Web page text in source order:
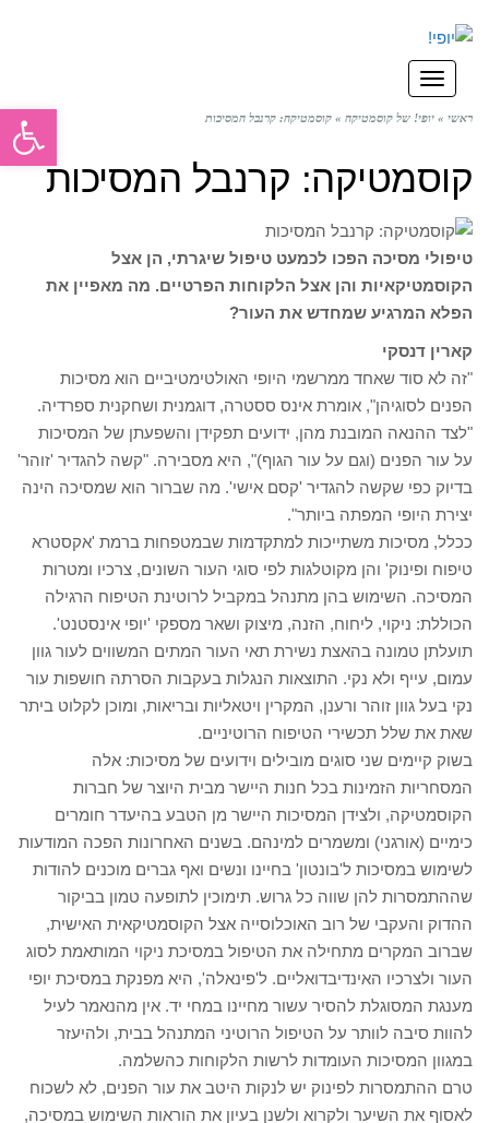
תפריט
ראשי » יופי! של קוסמטיקה » קוסמטיקה: קרנבל המסיכות
קוסמטיקה: קרנבל המסיכות
טיפולי מסיכה הפכו לכמעט טיפול שיגרתי, הן אצל
הקוסמטיקאיות והן אצל הלקוחות הפרטיים. מה מאפיין את
הפלא המרגיע שמחדש את העור?
קארין דנסקי
"זה לא סוד שאחד ממרשמי היופי האולטימטיביים הוא מסיכות
הפנים לסוגיהן", אומרת אינס ססטרה, דוגמנית ושחקנית ספרדיה.
"לצד ההנאה המובנת מהן, ידועים תפקידן והשפעתן של המסיכות
על עור הפנים (וגם על עור הגוף)", היא מסבירה. "קשה להגדיר 'זוהר'
בדיוק כפי שקשה להגדיר 'קסם אישי'. מה שברור הוא שמסיכה הינה
יצירת היופי המפתה ביותר".
ככלל, מסיכות משתייכות למתקדמות שבמטפחות ברמת 'אקסטרא
טיפוח ופינוק' והן מקוטלגות לפי סוגי העור השונים, צרכיו ומטרות
המסיכה. השימוש בהן מתנהל במקביל לרוטינת הטיפוח הרגילה
הכוללת: ניקוי, ליחוח, הזנה, מיצוק ושאר מספקי 'יופי אינסטנט'.
תועלתן טמונה בהאצת נשירת תאי העור המתים המשווים לעור גוון
עמום, עייף ולא נקי. התוצאות הנגלות בעקבות הסרתה חושפות עור
נקי בעל גוון זוהר ורענן, המקרין ויטאליות ובריאות, ומוכן לקלוט ביתר
שאת את שלל תכשירי הטיפוח הרוטיניים.
בשוק קיימים שני סוגים מובילים וידועים של מסיכות: אלה
המסחריות הזמינות בכל חנות היישר מבית היוצר של חברות
הקוסמטיקה, ולצידן המסיכות היישר מן הטבע בהיעדר חומרים
כימיים (אורגני) ומשמרים למינהם. בשנים האחרונות הפכה המודעות
לשימוש במסיכות ל'בונטון' בחיינו ונשים ואף גברים מוכנים להודות
שההתמסרות להן שווה כל גרוש. תימוכין לתופעה טמון בביקור
ההדוק והעקבי של רוב האוכלוסייה אצל הקוסמטיקאית האישית,
שברוב המקרים מתחילה את הטיפול במסיכת ניקוי המותאמת לסוג
העור ולצרכיו האינדיבדואליים. ל'פינאלה', היא מפנקת במסיכת יופי
מענגת המסוגלת להסיר עשור מחיינו במחי יד. אין מהנאמר לעיל
להוות סיבה לוותר על הטיפול הרוטיני המתנהל בבית, ולהיעזר
במגוון המסיכות העומדות לרשות הלקוחות כהשלמה.
טרם ההתמסרות לפינוק יש לנקות היטב את עור הפנים, לא לשכוח
לאסוף את השיער ולקרוא ולשנן בעיון את הוראות השימוש במסיכה,
פתח